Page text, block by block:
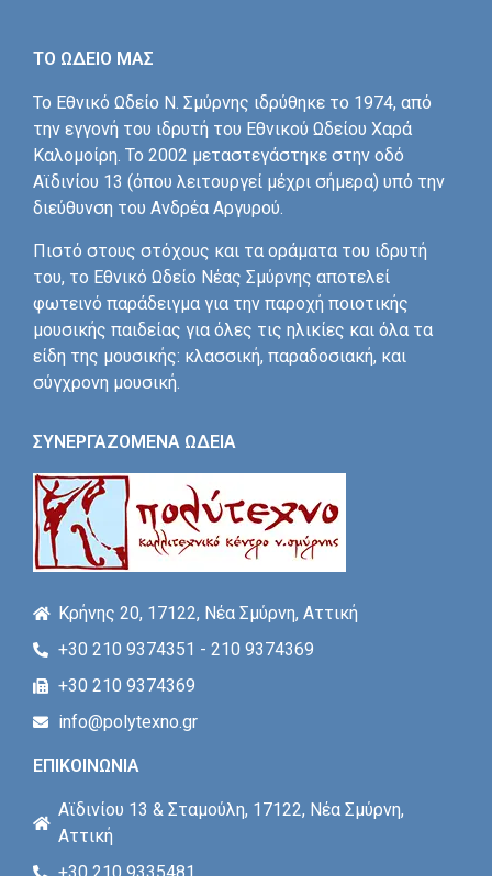
ΤΟ ΩΔΕΙΟ ΜΑΣ
Το Εθνικό Ωδείο Ν. Σμύρνης ιδρύθηκε το 1974, από
την εγγονή του ιδρυτή του Εθνικού Ωδείου Χαρά
Καλομοίρη. Το 2002 μεταστεγάστηκε στην οδό
Αϊδινίου 13 (όπου λειτουργεί μέχρι σήμερα) υπό την
διεύθυνση του Ανδρέα Αργυρού.
Πιστό στους στόχους και τα οράματα του ιδρυτή
του, το Εθνικό Ωδείο Νέας Σμύρνης αποτελεί
φωτεινό παράδειγμα για την παροχή ποιοτικής
μουσικής παιδείας για όλες τις ηλικίες και όλα τα
είδη της μουσικής: κλασσική, παραδοσιακή, και
σύγχρονη μουσική.
ΣΥΝΕΡΓΑΖΟΜΕΝΑ ΩΔΕΙΑ
Κρήνης 20, 17122, Νέα Σμύρνη, Αττική
+30 210 9374351 - 210 9374369
+30 210 9374369
info@polytexno.gr
ΕΠΙΚΟΙΝΩΝΙΑ
Αϊδινίου 13 & Σταμούλη, 17122, Νέα Σμύρνη,
Αττική